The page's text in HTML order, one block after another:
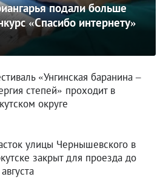
подали больше
«Спасибо интернету»
«Унгинская баранина –
степей» проходит в
округе
улицы Чернышевского в
закрыт для проезда до